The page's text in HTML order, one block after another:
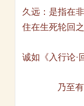
久远：是指在
住在生死轮回
诚如《入行论·
乃至